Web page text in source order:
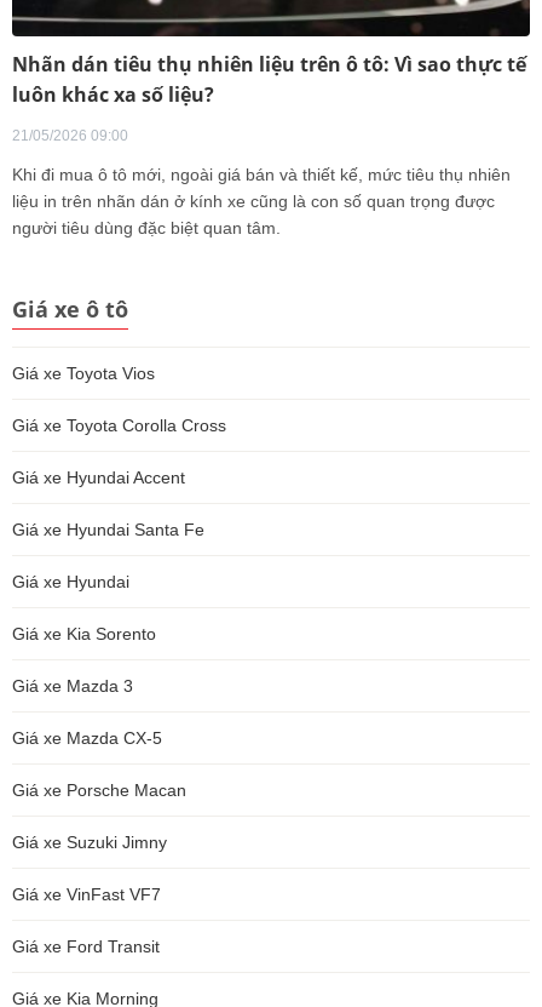
Nhãn dán tiêu thụ nhiên liệu trên ô tô: Vì sao thực tế
luôn khác xa số liệu?
21/05/2026 09:00
Khi đi mua ô tô mới, ngoài giá bán và thiết kế, mức tiêu thụ nhiên
liệu in trên nhãn dán ở kính xe cũng là con số quan trọng được
người tiêu dùng đặc biệt quan tâm.
Giá xe ô tô
Giá xe Toyota Vios
Giá xe Toyota Corolla Cross
Giá xe Hyundai Accent
Giá xe Hyundai Santa Fe
Giá xe Hyundai
Giá xe Kia Sorento
Giá xe Mazda 3
Giá xe Mazda CX-5
Giá xe Porsche Macan
Giá xe Suzuki Jimny
Giá xe VinFast VF7
Giá xe Ford Transit
Giá xe Kia Morning